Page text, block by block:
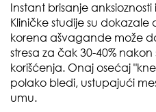
Instant brisanje
Kliničke studije su
korena ašvagande može
stresa za čak 30-40%
korišćenja. Onaj osećaj
polako bledi, ustupajući
umu.